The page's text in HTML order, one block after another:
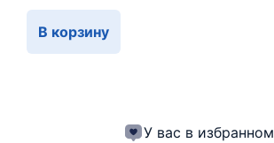
У вас в избранном
В корзину